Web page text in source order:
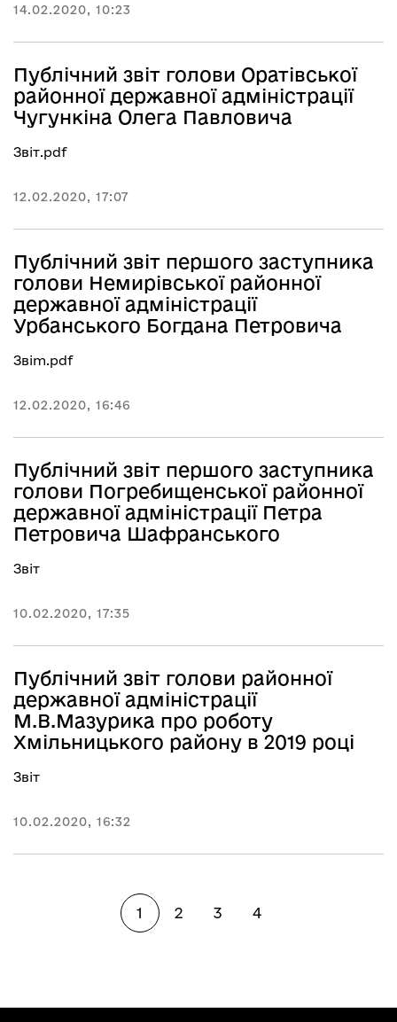
14.02.2020, 10:23
Публічний звіт голови Оратівської
районної державної адміністрації
Чугункіна Олега Павловича
Звіт.pdf
12.02.2020, 17:07
Публічний звіт першого заступника
голови Немирівської районної
державної адміністрації
Урбанського Богдана Петровича
Звim.pdf
12.02.2020, 16:46
Публічний звіт першого заступника
голови Погребищенської районної
державної адміністрації Петра
Петровича Шафранського
Звіт
10.02.2020, 17:35
Публічний звіт голови районної
державної адміністрації
М.В.Мазурика про роботу
Хмільницького району в 2019 році
Звіт
10.02.2020, 16:32
1 2 3 4